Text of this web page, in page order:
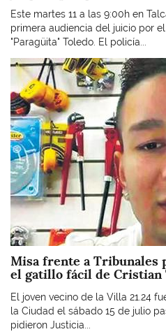
Este martes 11 a las 9:00h en
primera audiencia del juicio por
"Paragüita" Toledo. El policía...
Imagen
Misa frente a Tribunales
el gatillo fácil de Cristian
El joven vecino de la Villa 21.24
la Ciudad el sábado 15 de julio
pidieron Justicia...